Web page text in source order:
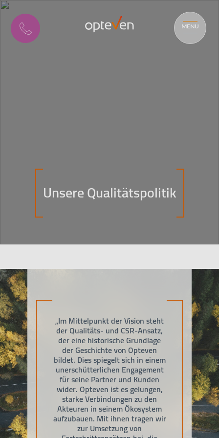
MENU
Unsere Qualitätspolitik
„Im Mittelpunkt der Vision steht
der Qualitäts- und CSR-Ansatz,
der eine historische Grundlage
der Geschichte von Opteven
bildet. Dies spiegelt sich in einem
unerschütterlichen Engagement
für seine Partner und Kunden
wider. Opteven ist es gelungen,
starke Verbindungen zu den
Akteuren in seinem Ökosystem
aufzubauen. Mit ihnen tragen wir
zur Umsetzung von